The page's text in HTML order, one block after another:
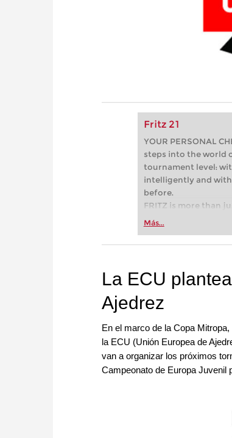
Fritz 21
YOUR PERSONAL
steps into the world
tournament level:
intelligently and
before.
FRITZ is more than
Whether you’re
more efficiently,
Más...
La ECU
Ajedrez
En el marco de la Copa
la ECU (Unión Europea de
van a organizar los próximos
Campeonato de Europa Juvenil